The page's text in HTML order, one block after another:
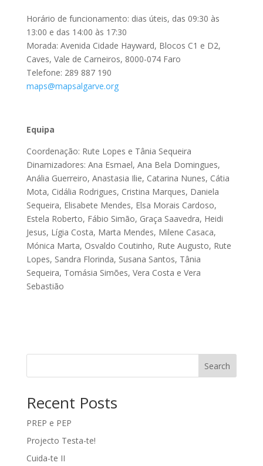
Horário de funcionamento: dias úteis, das 09:30 às
13:00 e das 14:00 às 17:30
Morada: Avenida Cidade Hayward, Blocos C1 e D2,
Caves, Vale de Carneiros, 8000-074 Faro
Telefone: 289 887 190
maps@mapsalgarve.org
Equipa
Coordenação: Rute Lopes e Tânia Sequeira
Dinamizadores: Ana Esmael, Ana Bela Domingues,
Anália Guerreiro, Anastasia Ilie, Catarina Nunes, Cátia
Mota, Cidália Rodrigues, Cristina Marques, Daniela
Sequeira, Elisabete Mendes, Elsa Morais Cardoso,
Estela Roberto, Fábio Simão, Graça Saavedra, Heidi
Jesus, Lígia Costa, Marta Mendes, Milene Casaca,
Mónica Marta, Osvaldo Coutinho, Rute Augusto, Rute
Lopes, Sandra Florinda, Susana Santos, Tânia
Sequeira, Tomásia Simões, Vera Costa e Vera
Sebastião
Search
Recent Posts
PREP e PEP
Projecto Testa-te!
Cuida-te II